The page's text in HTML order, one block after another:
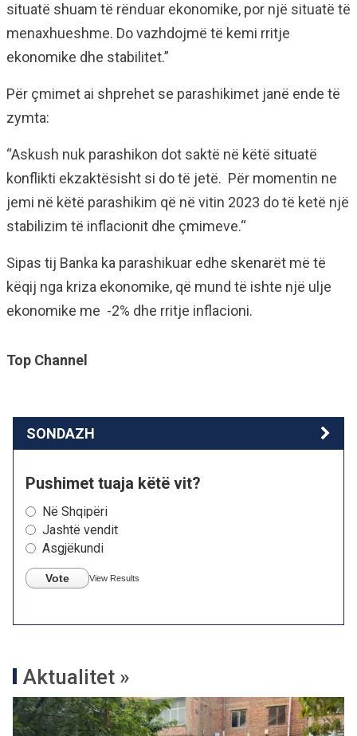
situatë shuam të rënduar ekonomike, por një situatë të
menaxhueshme. Do vazhdojmë të kemi rritje
ekonomike dhe stabilitet.”
Për çmimet ai shprehet se parashikimet janë ende të
zymta:
“Askush nuk parashikon dot saktë në këtë situatë
konflikti ekzaktësisht si do të jetë. Për momentin ne
jemi në këtë parashikim që në vitin 2023 do të ketë një
stabilizim të inflacionit dhe çmimeve.“
Sipas tij Banka ka parashikuar edhe skenarët më të
këqij nga kriza ekonomike, që mund të ishte një ulje
ekonomike me -2% dhe rritje inflacioni.
Top Channel
SONDAZH
Pushimet tuaja këtë vit?
Në Shqipëri
Jashtë vendit
Asgjëkundi
Vote View Results
Aktualitet »